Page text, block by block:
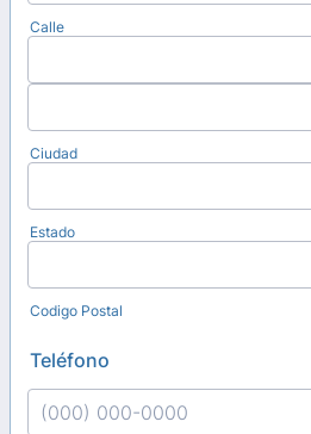
Calle
Ciudad
Estado
Codigo Postal
Teléfono